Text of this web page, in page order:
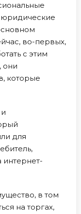
юридические
во-первых,
с этим
они
которые
для
интернет-
в том
на торгах,